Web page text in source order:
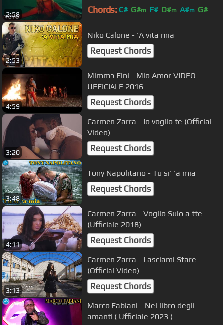
2:58 Chords: C# G#m F# D#m A#m G#
2:53
Niko Calone - 'A vita mia
Request Chords
4:59
Mimmo Fini - Mio Amor VIDEO
UFFICIALE 2016
Request Chords
3:20
Carmen Zarra - Io voglio te (Official
Video)
Request Chords
3:48
Tony Napolitano - Tu si' 'a mia
Request Chords
4:11
Carmen Zarra - Voglio Sulo a tte
(Ufficiale 2018)
Request Chords
3:13
Carmen Zarra - Lasciami Stare
(Official Video)
Request Chords
Marco Fabiani - Nel libro degli
amanti ( Ufficiale 2023 )